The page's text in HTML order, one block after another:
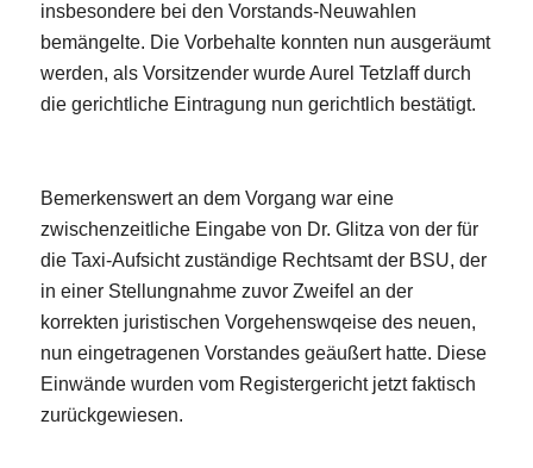
insbesondere bei den Vorstands-Neuwahlen
bemängelte. Die Vorbehalte konnten nun ausgeräumt
werden, als Vorsitzender wurde Aurel Tetzlaff durch
die gerichtliche Eintragung nun gerichtlich bestätigt.
Bemerkenswert an dem Vorgang war eine
zwischenzeitliche Eingabe von Dr. Glitza von der für
die Taxi-Aufsicht zuständige Rechtsamt der BSU, der
in einer Stellungnahme zuvor Zweifel an der
korrekten juristischen Vorgehenswqeise des neuen,
nun eingetragenen Vorstandes geäußert hatte. Diese
Einwände wurden vom Registergericht jetzt faktisch
zurückgewiesen.